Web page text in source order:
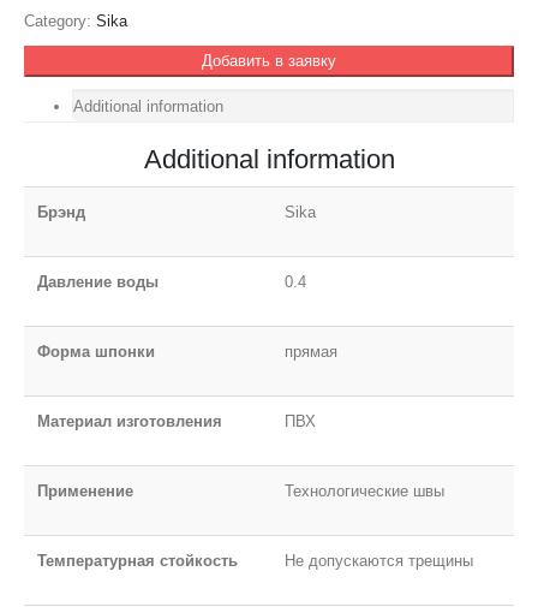
Category: Sika
Добавить в заявку
Additional information
Additional information
Брэнд Sika
Давление воды 0.4
Форма шпонки прямая
Материал изготовления ПВХ
Применение Технологические швы
Температурная стойкость Не допускаются трещины